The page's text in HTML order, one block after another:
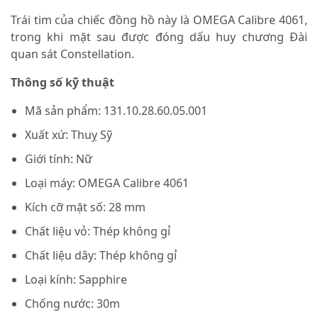
Trái tim của chiếc đồng hồ này là OMEGA Calibre 4061,
trong khi mặt sau được đóng dấu huy chương Đài
quan sát Constellation.
Thông số kỹ thuật
Mã sản phẩm: 131.10.28.60.05.001
Xuất xứ: Thuỵ Sỹ
Giới tính: Nữ
Loại máy: OMEGA Calibre 4061
Kích cỡ mặt số: 28 mm
Chất liệu vỏ: Thép không gỉ
Chất liệu dây: Thép không gỉ
Loại kính: Sapphire
Chống nước: 30m